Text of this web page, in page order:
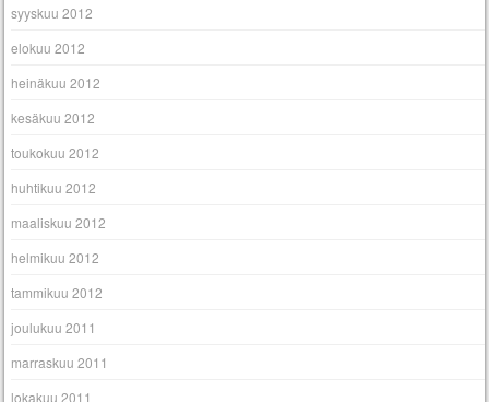
syyskuu 2012
elokuu 2012
heinäkuu 2012
kesäkuu 2012
toukokuu 2012
huhtikuu 2012
maaliskuu 2012
helmikuu 2012
tammikuu 2012
joulukuu 2011
marraskuu 2011
lokakuu 2011